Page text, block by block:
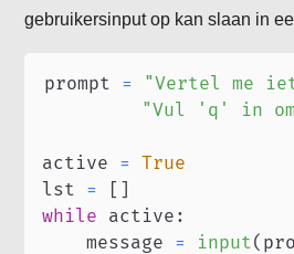
gebruikersinput op kan slaan in
prompt =
"Vertel me
"Vul 'q' in
active =
True
lst = [ ]
while active :
    message
= input(